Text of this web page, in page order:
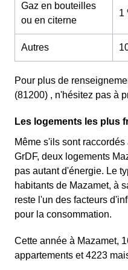
Gaz en bouteilles
ou en citerne
1
Autres
Pour plus de
(81200) , n'hésitez pas à
Les logements les plus
Même s'ils sont
GrDF, deux logements
pas autant d'énergie. Le
habitants de Mazamet, à
reste l'un des facteurs
pour la consommation.
Cette année à Mazamet,
appartements et 4223